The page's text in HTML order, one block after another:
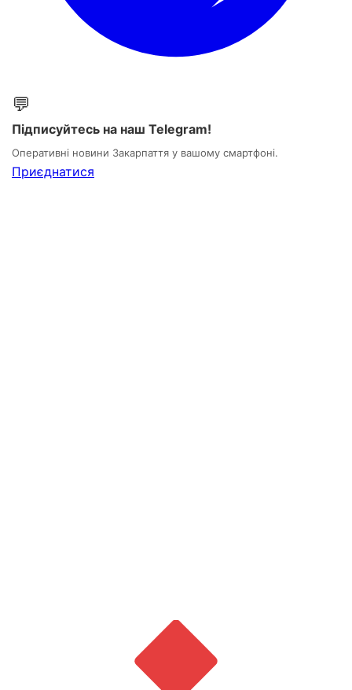
💬
Підписуйтесь на наш Telegram!
Оперативні новини Закарпаття у вашому смартфоні.
Приєднатися